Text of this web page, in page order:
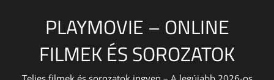
PLAYMOVIE – ONLINE
FILMEK ÉS SOROZATOK